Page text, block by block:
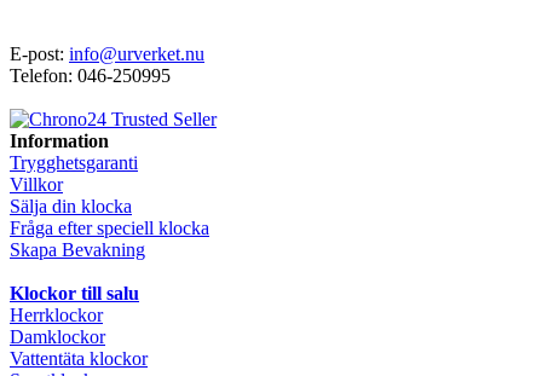
E-post: info@urverket.nu
Telefon: 046-250995
Information
Trygghetsgaranti
Villkor
Sälja din klocka
Fråga efter speciell klocka
Skapa Bevakning
Klockor till salu
Herrklockor
Damklockor
Vattentäta klockor